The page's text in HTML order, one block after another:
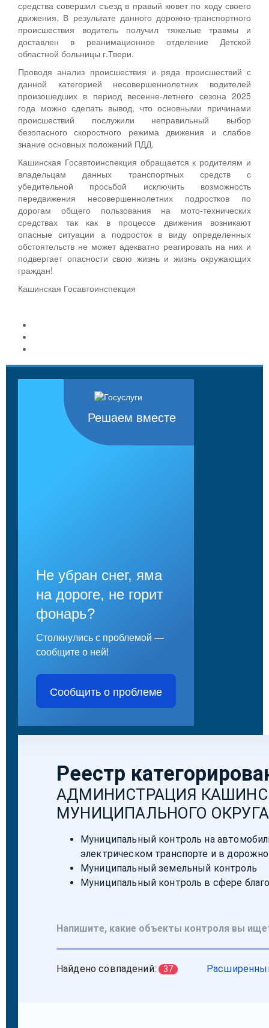
средства совершил съезд в правый кювет по ходу своего
движения. В результате данного дорожно-транспортного
происшествия водитель получил тяжелые травмы и
доставлен в реанимационное отделение Детской
областной больницы г.Твери.
Проводя анализ происшествия и ряда происшествий с
данной категорией несовершеннолетних водителей
произошедших в период весенне-летнего сезона 2025
года можно сделать вывод, что основными причинами
происшествий послужили неправильный выбор
безопасного скоростного режима движения и слабое
знание основных положений ПДД.
Кашинская Госавтоинспекция обращается к родителям и
владельцам данных транспортных средств с
убедительной просьбой исключить возможность
передвижения несовершеннолетних подростков по
дорогам общего пользования на мото-технических
средствах так как в процессе движения возникают
опасные ситуации а подросток в виду определенных
обстоятельств не может адекватно реагировать на них и
подвергает опасности свою жизнь и жизнь окружающих
граждан!
Кашинская Госавтоинспекция
Решаем вместе
Не убран снег, яма
на дороге, не горит
фонарь?
Столкнулись с проблемой —
сообщите о ней!
Сообщить о проблеме